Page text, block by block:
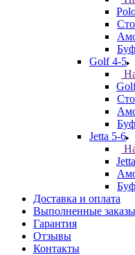
Golf 4-5
Jetta 5-6
Доставка и оплата
Выполненные заказы
Гарантия
Отзывы
Контакты